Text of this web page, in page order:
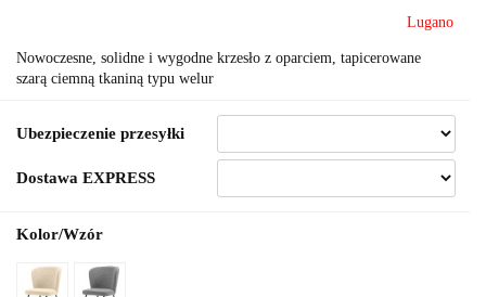
Lugano
Nowoczesne, solidne i wygodne krzesło z oparciem, tapicerowane
szarą ciemną tkaniną typu welur
Ubezpieczenie przesyłki
Dostawa EXPRESS
Kolor/Wzór